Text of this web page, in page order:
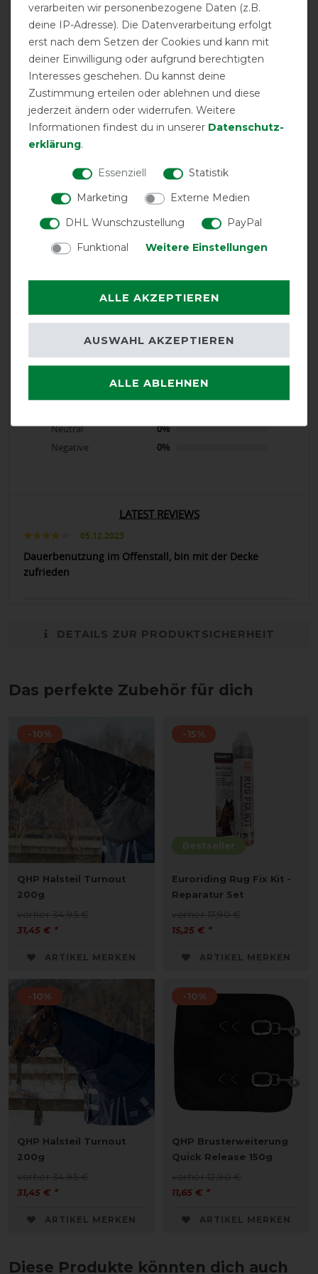
GOOD
QHP Collection
Product Reviews
1
4/5
calculated from 1 customer reviews
Neutral
0%
Negative
0%
LATEST REVIEWS
05.12.2023
Dauerbenutzung im Offenstall, bin mit der Decke
zufrieden
DETAILS ZUR PRODUKTSICHERHEIT
Das perfekte Zubehör für dich
-10%
QHP Halsteil Turnout
200g
vorher 34,95 €
31,45 € *
ARTIKEL MERKEN
Bestseller
-15%
Euroriding Rug Fix Kit -
Reparatur Set
vorher 17,90 €
15,25 € *
ARTIKEL MERKEN
-10%
QHP Halsteil Turnout
200g
vorher 34,95 €
31,45 € *
ARTIKEL MERKEN
-10%
QHP Brusterweiterung
Quick Release 150g
vorher 12,90 €
11,65 € *
ARTIKEL MERKEN
Diese Produkte könnten dich auch
verarbeiten wir personenbezogene Daten (z.B.
deine IP-Adresse). Die Datenverarbeitung erfolgt
erst nach dem Setzen der Cookies und kann mit
deiner Einwilligung oder aufgrund berechtigten
Interesses geschehen. Du kannst deine
Zustimmung erteilen oder ablehnen und diese
jederzeit ändern oder widerrufen. Weitere
Informationen findest du in unserer Daten­schutz­
erklärung.
Essenziell
Statistik
Marketing
Externe Medien
DHL Wunschzustellung
PayPal
Funktional
Weitere Einstellungen
ALLE AKZEPTIEREN
ALLE ABLEHNEN
AUSWAHL AKZEPTIEREN